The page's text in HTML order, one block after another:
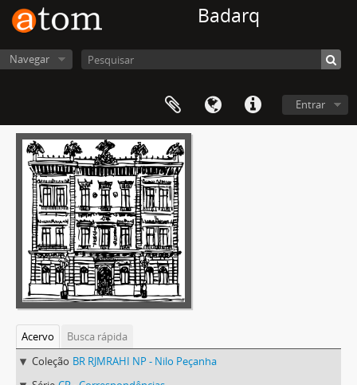
Badarq
Navegar
Entrar
Acervo
Busca rápida
Coleção BR RJMRAHI NP - Nilo Peçanha